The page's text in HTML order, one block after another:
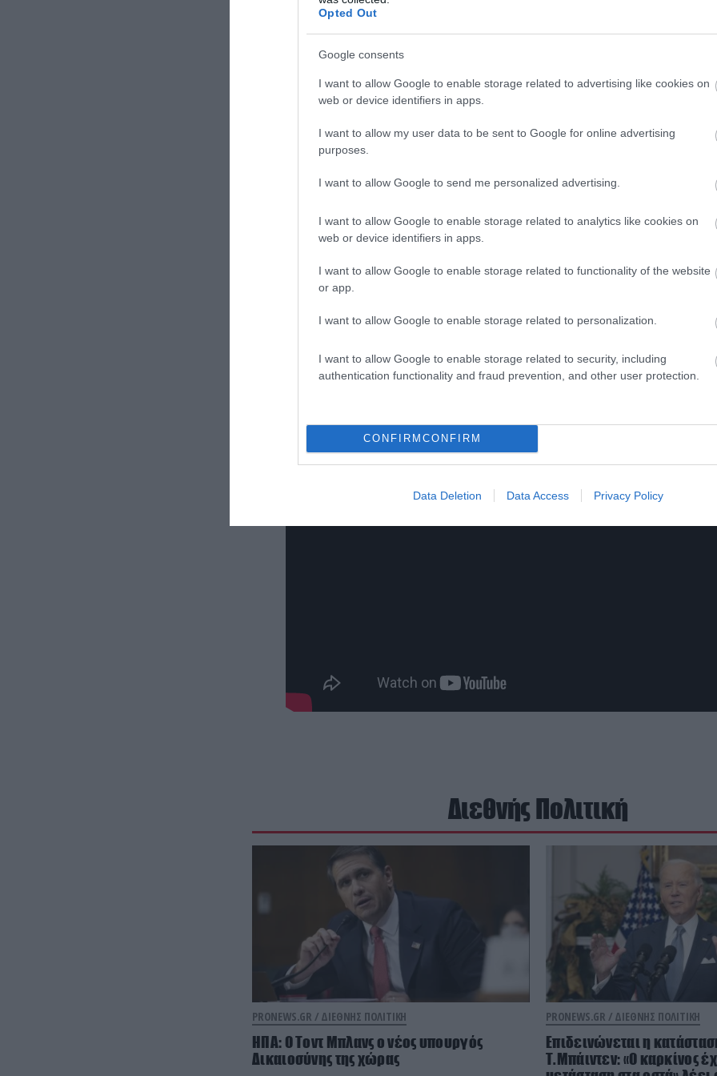
Opted Out
Google consents
I want to allow Google to enable storage related to advertising like cookies on
web or device identifiers in apps.
I want to allow my user data to be sent to Google for online advertising
purposes.
I want to allow Google to send me personalized advertising.
I want to allow Google to enable storage related to analytics like cookies on
web or device identifiers in apps.
I want to allow Google to enable storage related to functionality of the website
or app.
I want to allow Google to enable storage related to personalization.
I want to allow Google to enable storage related to security, including
authentication functionality and fraud prevention, and other user protection.
CONFIRM CONFIRM
Data Deletion Data Access Privacy Policy
https://twitter.com/AZmilitary1/status/
ΕΙΔΗΣΕΙΣ ΣΗΜΕΡΑ
Αλεξανδρούπολη: Νεκρός 77χρονος μετά από πτώση σε
Μαζική ρωσική επίθεση με Iskander-M και drones Geran
Ουκρανία: Στο στόχαστρο το εργοστάσιο των Flamingo
Angus Barbieri: Ο άνδρας που δεν έφαγε για 382 μέρες κι
κιλά – Έχανε σχεδόν 10 κιλά το μήνα
Ακολουθήστε τοpronews.gr
στο Google News και
TAGS: ΟΥΚΡΑΝΙΑ
Δείτε μας ζωντανά στο YouTube,Twitch, X,
Διεθνής Πολιτική
PRONEWS.GR / ΔΙΕΘΝΗΣ ΠΟΛΙΤΙΚΗ
ΗΠΑ: Ο Τοντ Μπλανς ο νέος υπουργός
Δικαιοσύνης της χώρας
PRONEWS.GR / ΔΙΕΘΝΗΣ ΠΟΛΙΤΙΚΗ
Επιδεινώνεται η
Τ.Μπάιντεν: «Ο καρκίνος